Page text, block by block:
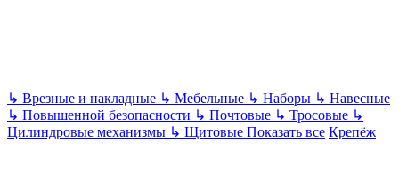
↳ Врезные и накладные ↳ Мебельные ↳ Наборы ↳ Навесные
↳ Повышенной безопасности ↳ Почтовые ↳ Тросовые ↳
Цилиндровые механизмы ↳ Щитовые Показать все Крепёж